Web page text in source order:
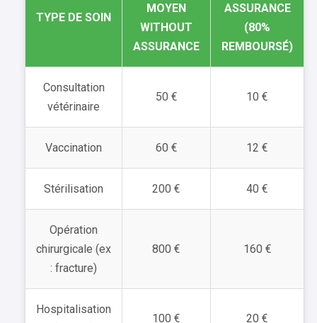
TYPE DE SOIN
MOYEN
WITHOUT
ASSURANCE
ASSURANCE
(80%
REMBOURSÉ)
Consultation
vétérinaire
50 € 10 €
Vaccination 60 € 12 €
Stérilisation 200 € 40 €
Opération
chirurgicale (ex
: fracture)
800 € 160 €
Hospitalisation
100 € 20 €